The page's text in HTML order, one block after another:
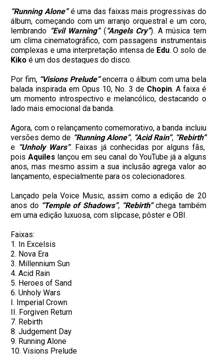
“Running Alone”é uma das faixas mais progressivas do
álbum, começando com um arranjo orquestral e um coro,
lembrando “Evil Warning”(“Angels Cry”). A música tem
um clima cinematográfico, com passagens instrumentais
complexas e uma interpretação intensa de Edu. O solo de
Kiko é um dos destaques do disco.
Por fim, “Visions Prelude”encerra o álbum com uma bela
balada inspirada em Opus 10, No. 3 de Chopin. A faixa é
um momento introspectivo e melancólico, destacando o
lado mais emocional da banda.
Agora, com o relançamento comemorativo, a banda incluiu
versões demo de “Running Alone”, “Acid Rain”, “Rebirth”
e “Unholy Wars”. Faixas já conhecidas por alguns fãs,
pois Aquiles lançou em seu canal do YouTube já a alguns
anos, mas mesmo assim a sua inclusão agrega valor ao
lançamento, especialmente para os colecionadores.
Lançado pela Voice Music, assim como a edição de 20
anos do “Temple of Shadows”, “Rebirth”chega também
em uma edição luxuosa, com slipcase, pôster e OBI.
Faixas:
1. In Excelsis
2. Nova Era
3. Millennium Sun
4. Acid Rain
5. Heroes of Sand
6. Unholy Wars
I. Imperial Crown
II. Forgiven Return
7. Rebirth
8. Judgement Day
9. Running Alone
10. Visions Prelude